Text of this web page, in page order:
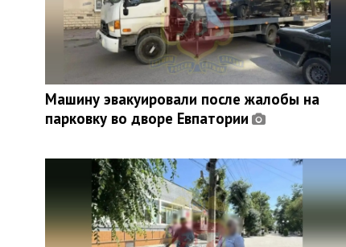
Машину эвакуировали после жалобы на
парковку во дворе Евпатории